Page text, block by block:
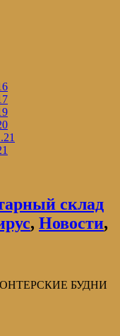
склад
, Новости,
БУДНИ